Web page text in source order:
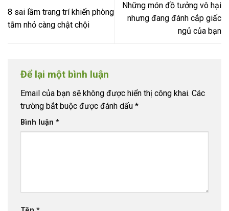
8 sai lầm trang trí khiến phòng
tắm nhỏ càng chật chội
Những món đồ tưởng vô hại
nhưng đang đánh cắp giấc
ngủ của bạn
Để lại một bình luận
Email của bạn sẽ không được hiển thị công khai. Các
trường bắt buộc được đánh dấu *
Bình luận *